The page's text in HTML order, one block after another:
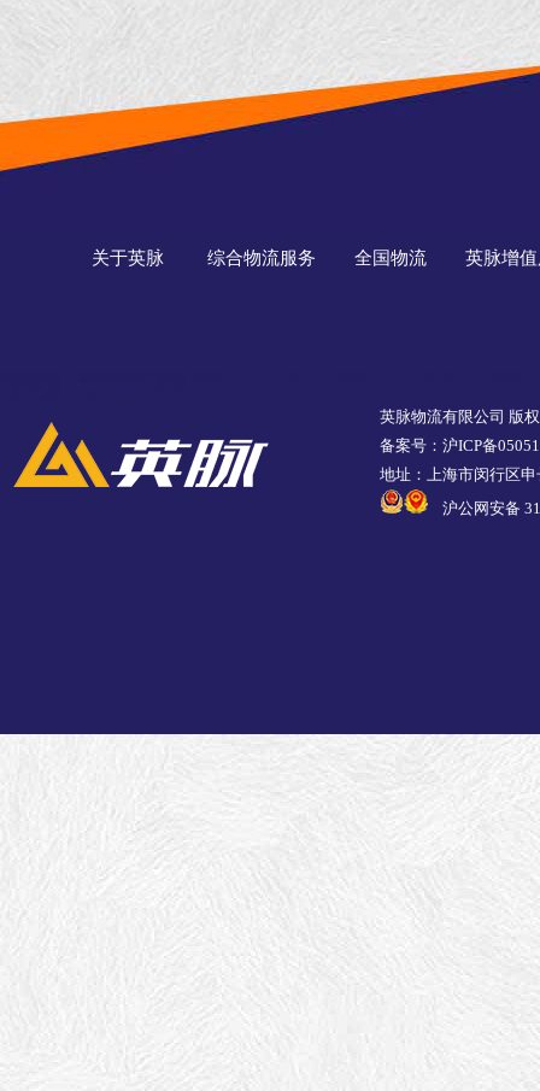
关于英脉 综合物流服务 全国物流 英脉增
英脉物流有限公司 版
备案号：沪ICP备
地址：上海市闵行区
沪公网安备